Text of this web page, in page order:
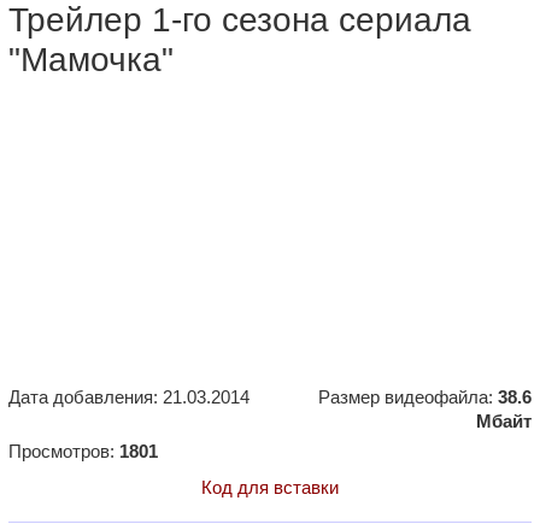
Трейлер 1-го сезона сериала
"Мамочка"
Дата добавления: 21.03.2014 Размер видеофайла: 38.6
Мбайт
Просмотров: 1801
Код для вставки